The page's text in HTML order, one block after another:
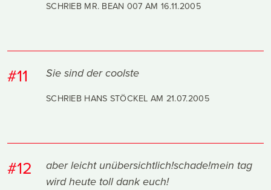
SCHRIEB MR. BEAN 007 AM 16.11.2005
#11 Sie sind der coolste
SCHRIEB HANS STÖCKEL AM 21.07.2005
#12
aber leicht unübersichtlich!schade!mein tag
wird heute toll dank euch!